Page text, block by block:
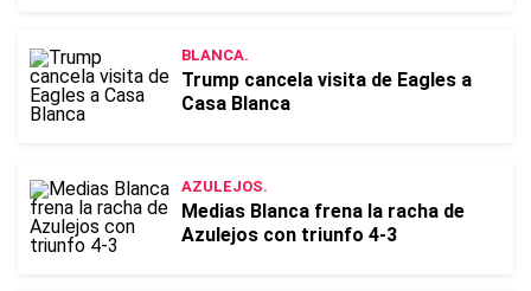
BLANCA.
Trump cancela visita de Eagles a
Casa Blanca
AZULEJOS.
Medias Blanca frena la racha de
Azulejos con triunfo 4-3